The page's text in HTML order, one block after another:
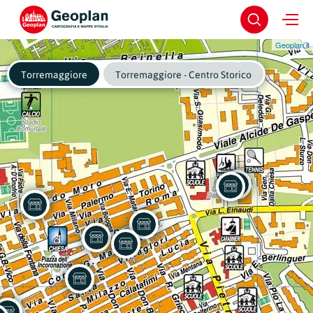
Geoplan.it
Torremaggiore Torremaggiore - Centro Storico